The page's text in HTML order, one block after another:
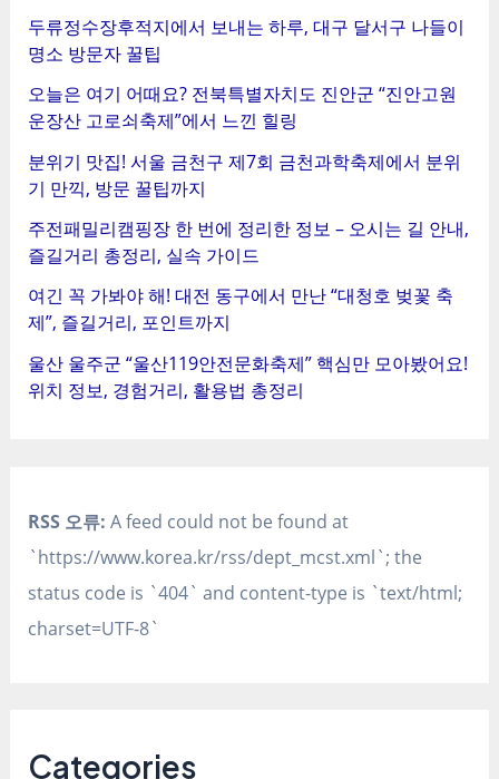
두류정수장후적지에서 보내는 하루, 대구 달서구 나들이
명소 방문자 꿀팁
오늘은 여기 어때요? 전북특별자치도 진안군 “진안고원
운장산 고로쇠축제”에서 느낀 힐링
분위기 맛집! 서울 금천구 제7회 금천과학축제에서 분위
기 만끽, 방문 꿀팁까지
주전패밀리캠핑장 한 번에 정리한 정보 – 오시는 길 안내,
즐길거리 총정리, 실속 가이드
여긴 꼭 가봐야 해! 대전 동구에서 만난 “대청호 벚꽃 축
제”, 즐길거리, 포인트까지
울산 울주군 “울산119안전문화축제” 핵심만 모아봤어요!
위치 정보, 경험거리, 활용법 총정리
RSS 오류: A feed could not be found at
`https://www.korea.kr/rss/dept_mcst.xml`; the
status code is `404` and content-type is `text/html;
charset=UTF-8`
Categories